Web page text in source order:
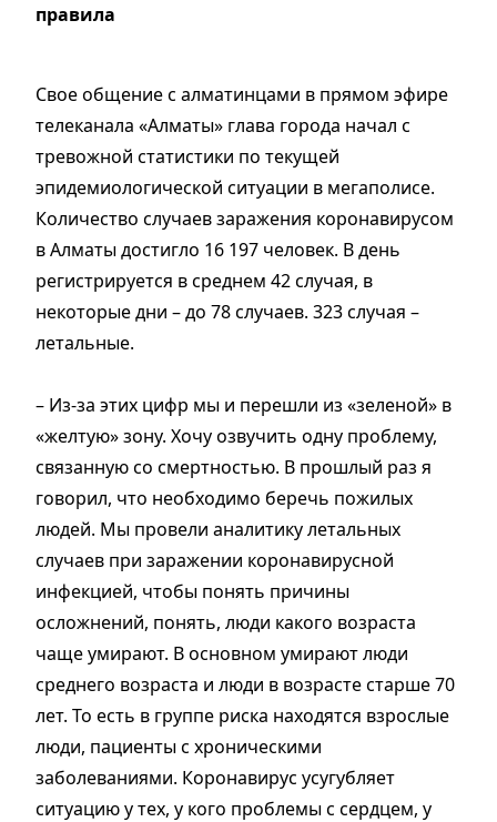
правила
Свое общение с алматинцами в прямом эфире
телеканала «Алматы» глава города начал с
тревожной статистики по текущей
эпидемиологической ситуации в мегаполисе.
Количество случаев заражения коронавирусом
в Алматы достигло 16 197 человек. В день
регистрируется в среднем 42 случая, в
некоторые дни – до 78 случаев. 323 случая –
летальные.
– Из-за этих цифр мы и перешли из «зеленой» в
«желтую» зону. Хочу озвучить одну проблему,
связанную со смертностью. В прошлый раз я
говорил, что необходимо беречь пожилых
людей. Мы провели аналитику летальных
случаев при заражении коронавирусной
инфекцией, чтобы понять причины
осложнений, понять, люди какого возраста
чаще умирают. В основном умирают люди
среднего возраста и люди в возрасте старше 70
лет. То есть в группе риска находятся взрослые
люди, пациенты с хроническими
заболеваниями. Коронавирус усугубляет
ситуацию у тех, у кого проблемы с сердцем, у